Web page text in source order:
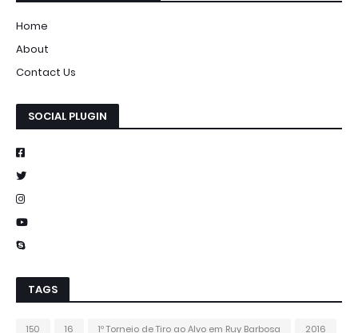
Home
About
Contact Us
SOCIAL PLUGIN
TAGS
150 16 1º Torneio de Tiro ao Alvo em Ruy Barbosa 2016